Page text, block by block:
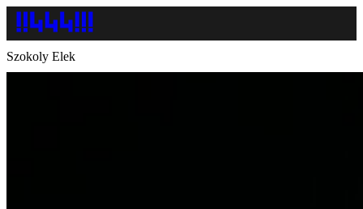
Szokoly Elek